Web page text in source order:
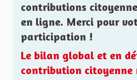
contributions
en ligne. Merci pour
participation !
Le bilan global et en
contribution citoyenne